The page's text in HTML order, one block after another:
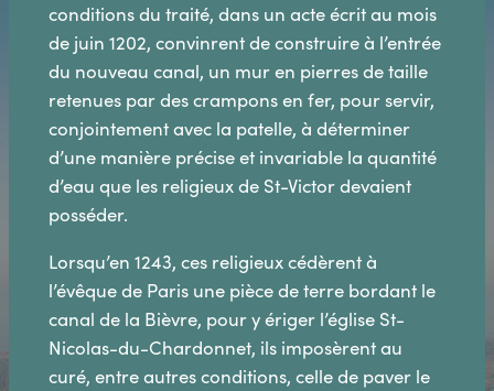
conditions du traité, dans un acte écrit au mois
de juin 1202, convinrent de construire à l’entrée
du nouveau canal, un mur en pierres de taille
retenues par des crampons en fer, pour servir,
conjointement avec la patelle, à déterminer
d’une manière précise et invariable la quantité
d’eau que les religieux de St-Victor devaient
posséder.
Lorsqu’en 1243, ces religieux cédèrent à
l’évêque de Paris une pièce de terre bordant le
canal de la Bièvre, pour y ériger l’église St-
Nicolas-du-Chardonnet, ils imposèrent au
curé, entre autres conditions, celle de paver le